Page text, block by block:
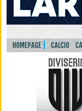
HOMEPAGE CALCIO